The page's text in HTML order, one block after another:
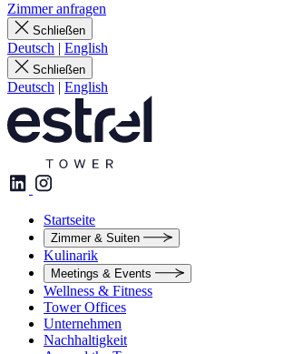
Zimmer anfragen
Schließen
Deutsch | English
Schließen
Deutsch | English
Startseite
Zimmer & Suiten
Kulinarik
Meetings & Events
Wellness & Fitness
Tower Offices
Unternehmen
Nachhaltigkeit